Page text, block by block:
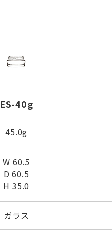
ES-40g
45.0g
W 60.5
D 60.5
H 35.0
ガラス